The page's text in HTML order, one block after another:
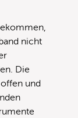
nicht
Die
und